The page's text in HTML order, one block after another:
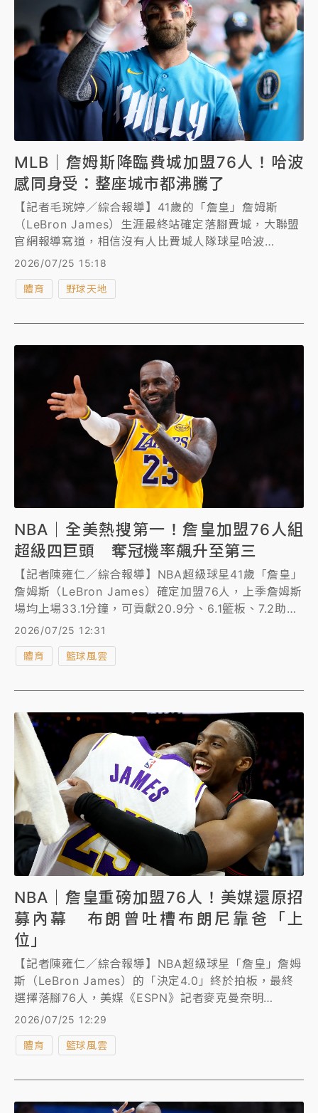
MLB｜詹姆斯降臨費城加盟76人！哈波
感同身受：整座城市都沸騰了
【記者毛琬婷／綜合報導】41歲的「詹皇」詹姆斯
（LeBron James）生涯最終站確定落腳費城，大聯盟
官網報導寫道，相信沒有人比費城人隊球星哈波
（Bryce Harper）更能體會詹姆斯加盟76人的心情。
2026/07/25 15:18
體育 野球天地
NBA｜全美熱搜第一！詹皇加盟76人組
超級四巨頭 奪冠機率飆升至第三
【記者陳雍仁／綜合報導】NBA超級球星41歲「詹皇」
詹姆斯（LeBron James）確定加盟76人，上季詹姆斯
場均上場33.1分鐘，可貢獻20.9分、6.1籃板、7.2助
攻、1.2抄截及0.6阻攻，投籃命中率高達51.5%，數據
依舊是聯盟頂尖存在，在他加盟後，76人奪冠機率飆
升，已經超越衛冕軍尼克，躍升聯盟第三。
2026/07/25 12:31
體育 籃球風雲
NBA｜詹皇重磅加盟76人！美媒還原招
募內幕 布朗曾吐槽布朗尼靠爸「上
位」
【記者陳雍仁／綜合報導】NBA超級球星「詹皇」詹姆
斯（LeBron James）的「決定4.0」終於拍板，最終
選擇落腳76人，美媒《ESPN》記者麥克曼奈明
（Dave McMenamin）還原76人招募內幕，為了網羅
攻勢。
2026/07/25 12:29
體育 籃球風雲